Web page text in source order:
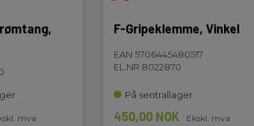
mva
F-Gripeklemme, Vinkel
EAN 5706445480517
EL.NR 8022870
På sentrallager
450,00 NOK Ekskl. mva